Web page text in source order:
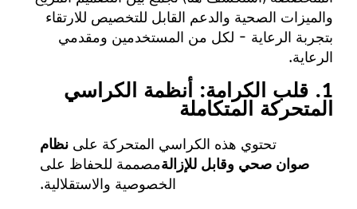
والميزات الصحية والدعم القابل للتخصيص للارتقاء
بتجربة الرعاية - لكل من المستخدمين ومقدمي
الرعاية.
1. قلب الكرامة: أنظمة الكراسي
المتحركة المتكاملة
تحتوي هذه الكراسي المتحركة علىنظام
صوان صحي وقابل للإزالةمصممة للحفاظ على
الخصوصية والاستقلالية.